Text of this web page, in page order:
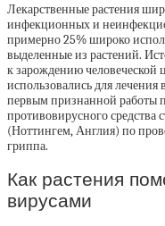
Лекарственные растения
инфекционных и
примерно 25% широко
выделенные из растений.
к зарождению человеческой
использовались для
первым признанной работы
противовирусного
(Ноттингем, Англия) по
гриппа.
Как растения
вирусами